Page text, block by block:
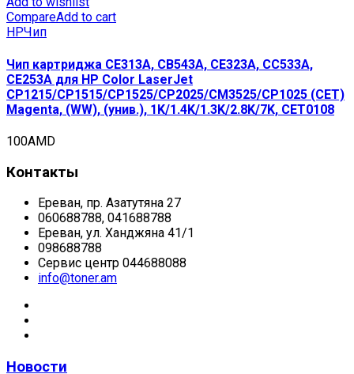
CompareAdd to cart
HPЧип
Чип картриджа CE313A, CB543A, CE323A, CC533A,
CE253A для HP Color LaserJet
CP1215/CP1515/CP1525/CP2025/CM3525/CP1025 (CET)
Magenta, (WW), (унив.), 1K/1.4K/1.3K/2.8K/7K, CET0108
100AMD
Контакты
Ереван, пр. Азатутяна 27
060688788, 041688788
Ереван, ул. Ханджяна 41/1
098688788
Сервис центр 044688088
info@toner.am
Новости